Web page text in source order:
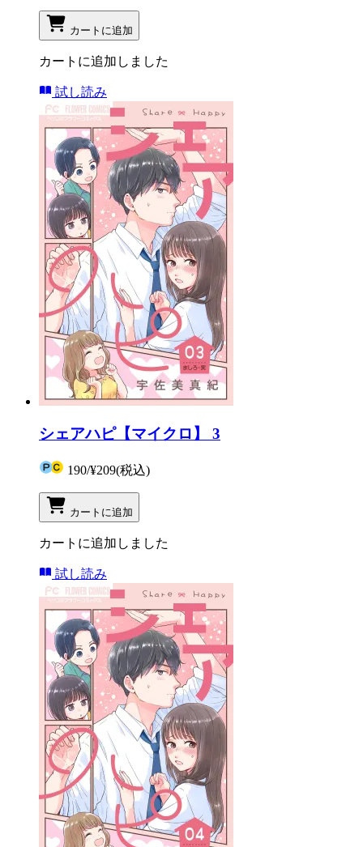
カートに追加
カートに追加しました
試し読み
シェアハピ【マイクロ】 3
190/¥209(税込)
カートに追加
カートに追加しました
試し読み